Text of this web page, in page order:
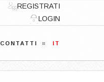
REGISTRATI
LOGIN
CONTATTI IT